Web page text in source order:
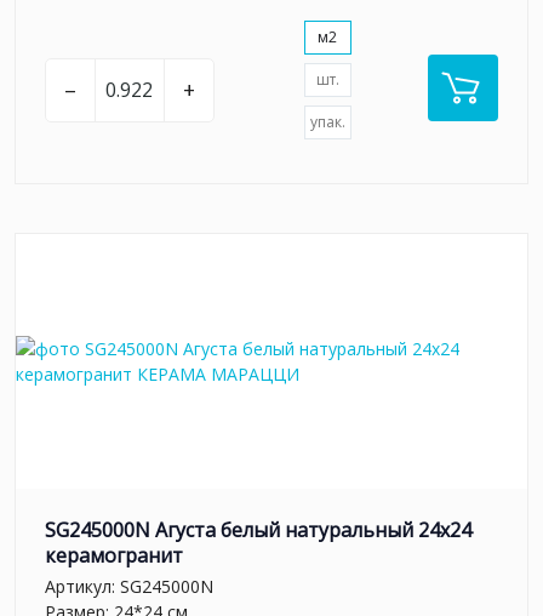
– +
м2
шт.
упак.
SG245000N Агуста белый натуральный 24х24
керамогранит
Артикул: SG245000N
Размер: 24*24 см